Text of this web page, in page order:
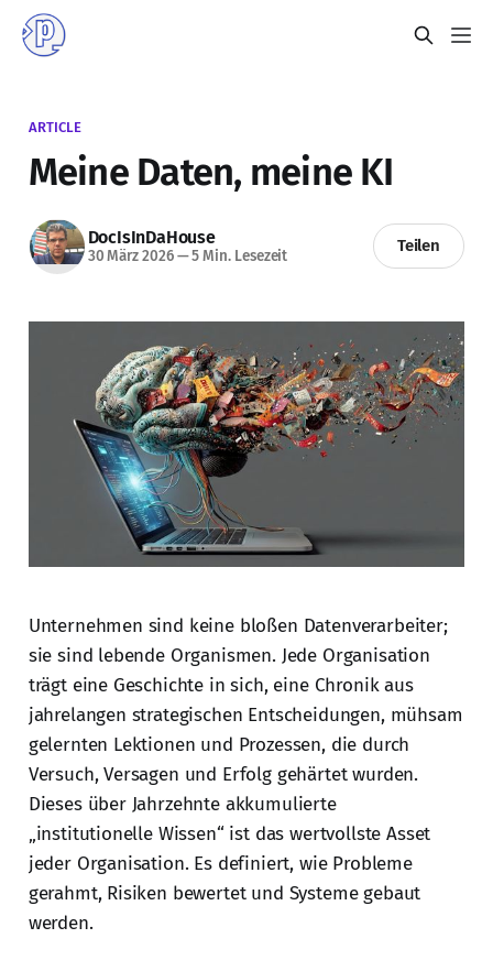
ARTICLE
Meine Daten, meine KI
DocIsInDaHouse
30 März 2026—5 Min. Lesezeit
Teilen
Unternehmen sind keine bloßen Datenverarbeiter;
sie sind lebende Organismen. Jede Organisation
trägt eine Geschichte in sich, eine Chronik aus
jahrelangen strategischen Entscheidungen, mühsam
gelernten Lektionen und Prozessen, die durch
Versuch, Versagen und Erfolg gehärtet wurden.
Dieses über Jahrzehnte akkumulierte
„institutionelle Wissen“ ist das wertvollste Asset
jeder Organisation. Es definiert, wie Probleme
gerahmt, Risiken bewertet und Systeme gebaut
werden.